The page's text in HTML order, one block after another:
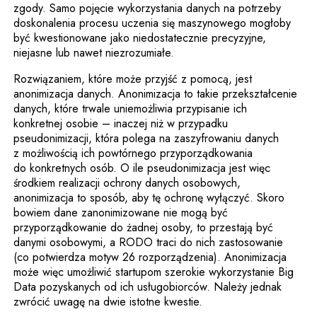
zgody. Samo pojęcie wykorzystania danych na potrzeby
doskonalenia procesu uczenia się maszynowego mogłoby
być kwestionowane jako niedostatecznie precyzyjne,
niejasne lub nawet niezrozumiałe.
Rozwiązaniem, które może przyjść z pomocą, jest
anonimizacja danych. Anonimizacja to takie przekształcenie
danych, które trwale uniemożliwia przypisanie ich
konkretnej osobie – inaczej niż w przypadku
pseudonimizacji, która polega na zaszyfrowaniu danych
z możliwością ich powtórnego przyporządkowania
do konkretnych osób. O ile pseudonimizacja jest więc
środkiem realizacji ochrony danych osobowych,
anonimizacja to sposób, aby tę ochronę wyłączyć. Skoro
bowiem dane zanonimizowane nie mogą być
przyporządkowanie do żadnej osoby, to przestają być
danymi osobowymi, a RODO traci do nich zastosowanie
(co potwierdza motyw 26 rozporządzenia). Anonimizacja
może więc umożliwić startupom szerokie wykorzystanie Big
Data pozyskanych od ich usługobiorców. Należy jednak
zwrócić uwagę na dwie istotne kwestie.